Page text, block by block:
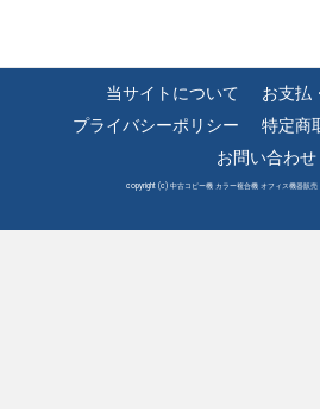
当サイトについて
お支払
プライバシーポリシー
特定商
お問い合わせ
copyright (c) 中古コピー機 カラー複合機 オフィス機器販